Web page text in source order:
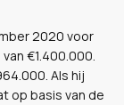
2020 voor
€1.400.000.
Als hij
op basis van de